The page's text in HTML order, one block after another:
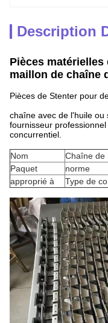
Description
Pièces matérielles
maillon de chaîne
Pièces de Stenter pour
chaîne avec de l'huile ou
fournisseur
concurrentiel.
Nom
Chaîne de
Paquet
norme
approprié à
Type de